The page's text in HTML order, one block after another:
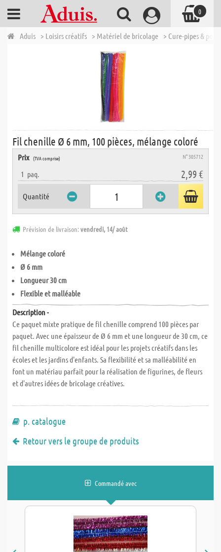
Aduis > Loisirs créatifs > Matériel de bricolage > Cure-pipes &
Fil chenille Ø 6 mm, 100 pièces, mélange coloré
Prix (TVA comprise) N° 305712
1 paq. 2,99 €
Quantité
Prévision de livraison:vendredi, 14/ août
Mélange coloré
Ø 6 mm
Longueur 30 cm
Flexible et malléable
Description -
Ce paquet mixte pratique de fil chenille comprend 100 pièces par
paquet. Avec une épaisseur de Ø 6 mm et une longueur de 30 cm, ce
fil chenille multicolore est idéal pour les projets créatifs dans les
écoles et les jardins d'enfants. Sa flexibilité et sa malléabilité en
font un matériau parfait pour la réalisation de figurines, de fleurs
et d'autres idées de bricolage créatives.
p. catalogue
Retour vers le groupe de produits
Commandé avec
0